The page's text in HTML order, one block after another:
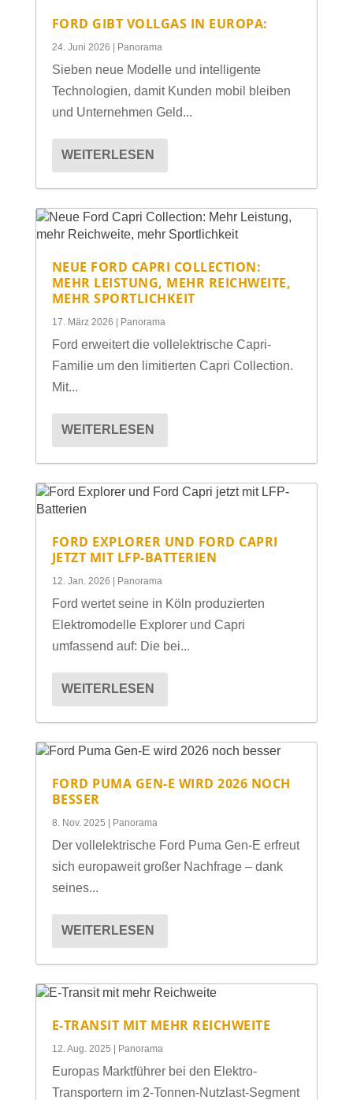
FORD GIBT VOLLGAS IN EUROPA:
24. Juni 2026 | Panorama
Sieben neue Modelle und intelligente
Technologien, damit Kunden mobil bleiben
und Unternehmen Geld...
WEITERLESEN
NEUE FORD CAPRI COLLECTION:
MEHR LEISTUNG, MEHR REICHWEITE,
MEHR SPORTLICHKEIT
17. März 2026 | Panorama
Ford erweitert die vollelektrische Capri-
Familie um den limitierten Capri Collection.
Mit...
WEITERLESEN
FORD EXPLORER UND FORD CAPRI
JETZT MIT LFP-BATTERIEN
12. Jan. 2026 | Panorama
Ford wertet seine in Köln produzierten
Elektromodelle Explorer und Capri
umfassend auf: Die bei...
WEITERLESEN
FORD PUMA GEN-E WIRD 2026 NOCH
BESSER
8. Nov. 2025 | Panorama
Der vollelektrische Ford Puma Gen-E erfreut
sich europaweit großer Nachfrage – dank
seines...
WEITERLESEN
E-TRANSIT MIT MEHR REICHWEITE
12. Aug. 2025 | Panorama
Europas Marktführer bei den Elektro-
Transportern im 2-Tonnen-Nutzlast-Segment